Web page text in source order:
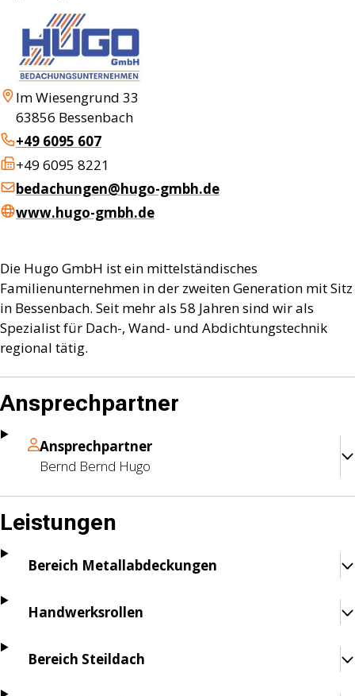
Im Wiesengrund 33
63856 Bessenbach
+49 6095 607
+49 6095 8221
bedachungen@hugo-gmbh.de
www.hugo-gmbh.de
Die Hugo GmbH ist ein mittelständisches
Familienunternehmen in der zweiten Generation mit Sitz
in Bessenbach. Seit mehr als 58 Jahren sind wir als
Spezialist für Dach-, Wand- und Abdichtungstechnik
regional tätig.
Ansprechpartner
Ansprechpartner
Bernd Bernd Hugo
Leistungen
Bereich Metallabdeckungen
Handwerksrollen
Bereich Steildach